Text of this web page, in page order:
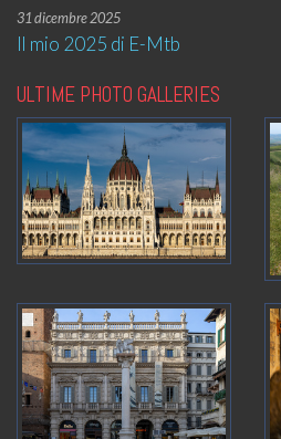
31 dicembre 2025
Il mio 2025 di E-Mtb
ULTIME PHOTO GALLERIES